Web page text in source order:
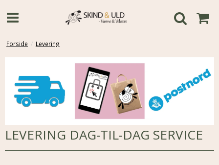
Forside / Levering
LEVERING DAG-TIL-DAG SERVICE